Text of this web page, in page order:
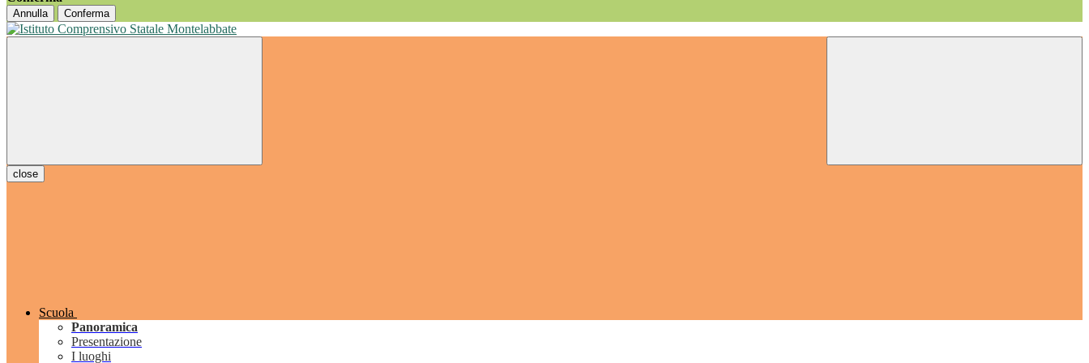
Annulla Conferma
close
Scuola
Panoramica
Presentazione
I luoghi